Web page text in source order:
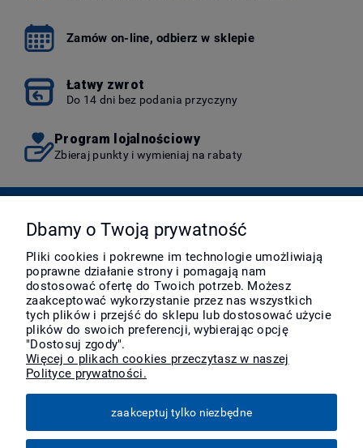
Zamów on-line, odbierz w sklepie
Łatwy zwrot
Do 14 dni bez podania przyczyny
Program lojalnościowy
Zbieraj punkty i wymieniaj na rabaty
Pomoc
Moje konto
Płatności i dostawa
O nas
Dbamy o Twoją prywatność
Pliki cookies i pokrewne im technologie umożliwiają
poprawne działanie strony i pomagają nam
dostosować ofertę do Twoich potrzeb. Możesz
zaakceptować wykorzystanie przez nas wszystkich
tych plików i przejść do sklepu lub dostosować użycie
plików do swoich preferencji, wybierając opcję
"Dostosuj zgody".
Więcej o plikach cookies przeczytasz w naszej
Polityce prywatności.
zaakceptuj tylko niezbędne